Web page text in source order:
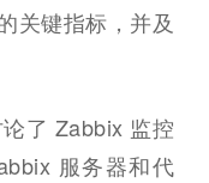
关键指标，并及
了 Zabbix 监控
服务器和代